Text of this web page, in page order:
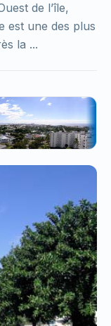
de l’île,
est une des plus
la ...